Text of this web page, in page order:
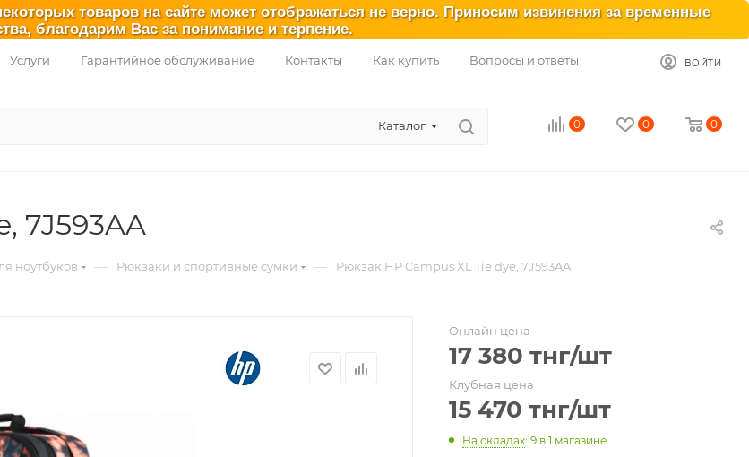
товаров на сайте может отображаться не верно. Приносим извинения за временные
благодарим Вас за понимание и терпение.
Услуги Гарантийное обслуживание Контакты Как купить Вопросы и ответы ВОЙТИ
Каталог 0 0 0
7J593AA
ноутбуков — Рюкзаки и спортивные сумки — Рюкзак HP Campus XL Tie dye, 7J593AA
Онлайн цена
17 380 тнг/шт
Клубная цена
15 470 тнг/шт
На складах: 9 в 1 магазине